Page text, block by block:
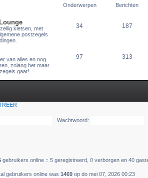
Onderwerpen Berichten
kletsen, met
postzegels
34 187
van alles en nog
zolang het maar
gaat!
97 313
Wachtwoord:
gebruikers online :: 5 geregistreerd, 0 verborgen en 40
gebruikers online was 1469 op do mei 07, 2026 00:23